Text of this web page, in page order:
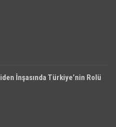
İnşasında Türkiye’nin Rolü